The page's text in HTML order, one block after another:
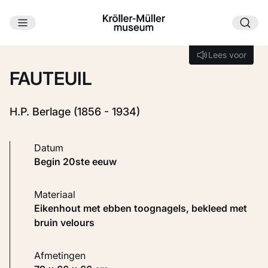
Ga naar hoofdinhoud
Lees voor
Lees voor
FAUTEUIL
H.P. Berlage (1856 - 1934)
Datum
begin 20ste eeuw
Materiaal
Eikenhout met ebben toognagels, bekleed met
bruin velours
Afmetingen